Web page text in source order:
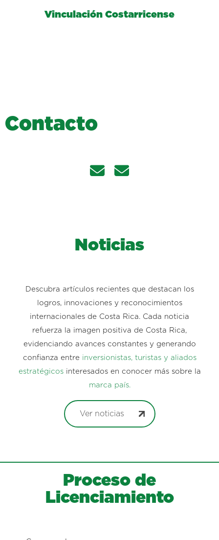
Vinculación Costarricense
Contacto
Noticias
Descubra artículos recientes que destacan los
logros, innovaciones y reconocimientos
internacionales de Costa Rica. Cada noticia
refuerza la imagen positiva de Costa Rica,
evidenciando avances constantes y generando
confianza entre inversionistas, turistas y aliados
estratégicos interesados en conocer más sobre la
marca país.
Ver noticias
Proceso de
Licenciamiento